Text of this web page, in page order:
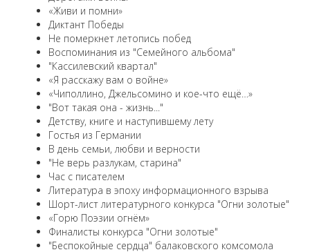
«Живи и помни»
Диктант Победы
Не померкнет летопись побед
Воспоминания из "Семейного альбома"
"Кассилевский квартал"
«Я расскажу вам о войне»
«Чиполлино, Джельсомино и кое-что ещё…»
"Вот такая она - жизнь..."
Детству, книге и наступившему лету
Гостья из Германии
В день семьи, любви и верности
"Не верь разлукам, старина"
Час с писателем
Литература в эпоху информационного взрыва
Шорт-лист литературного конкурса "Огни золотые"
«Горю Поэзии огнём»
Финалисты конкурса "Огни золотые"
"Беспокойные сердца" балаковского комсомола